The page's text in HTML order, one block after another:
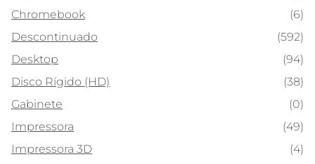
Chromebook
(6)
Descontinuado
(592)
Desktop
(94)
Disco Rígido (HD)
(38)
Gabinete
(0)
Impressora
(49)
Impressora 3D
(4)